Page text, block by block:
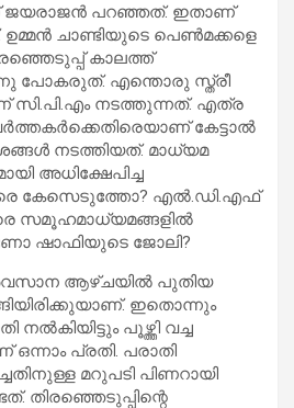
ജയരാജന്‍ പറഞ്ഞത്. ഇതാണ്
ഉമ്മന്‍ ചാണ്ടിയുടെ പെണ്‍മക്കളെ
കാലത്ത്
പോകരുത്. എന്തൊരു സ്ത്രീ
സി.പി.എം നടത്തുന്നത്. എത്ര
കേട്ടാല്‍
നടത്തിയത്. മാധ്യമ
അധിക്ഷേപിച്ച
കേസെടുത്തോ? എല്‍.ഡി.എഫ്
സമൂഹമാധ്യമങ്ങളില്‍
ഷാഫിയുടെ ജോലി?
അവസാന ആഴ്ചയില്‍ പുതിയ
ഇതൊന്നും
നല്‍കിയിട്ടും പൂഴ്ത്തി വച്ച
പ്രതി. പരാതി
മറുപടി പിണറായി
തിരഞ്ഞെടുപ്പിന്റെ